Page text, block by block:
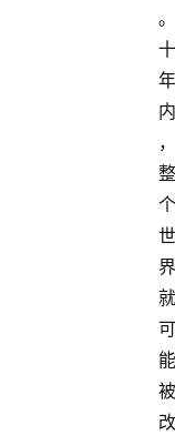
。
十
年
内
，
整
个
世
界
就
可
能
被
改